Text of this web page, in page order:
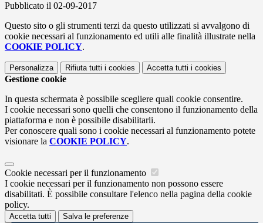
Pubblicato il 02-09-2017
Questo sito o gli strumenti terzi da questo utilizzati si avvalgono di
cookie necessari al funzionamento ed utili alle finalità illustrate nella
COOKIE POLICY.
Personalizza Rifiuta tutti i cookies Accetta tutti i cookies
Gestione cookie
In questa schermata è possibile scegliere quali cookie consentire.
I cookie necessari sono quelli che consentono il funzionamento della
piattaforma e non è possibile disabilitarli.
Per conoscere quali sono i cookie necessari al funzionamento potete
visionare la COOKIE POLICY.
Cookie necessari per il funzionamento
I cookie necessari per il funzionamento non possono essere
disabilitati. È possibile consultare l'elenco nella pagina della cookie
policy.
Accetta tutti Salva le preferenze